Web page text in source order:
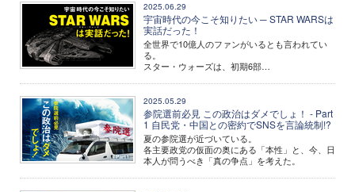
2025.06.29
宇宙時代の今こそ知りたい ─ STAR WARSは
実話だった！
全世界で10億人のファンがいるとも言われてい
る。
スター・ウォーズは、初期6部…
2025.05.29
参院選前必見 この政治はダメでしょ！ - Part
1 自民党・中国との密約でSNSを言論統制!?
夏の参院選が近づいている。
各主要政党の仮面の奥にある「本性」と、今、日
本人が問うべき「真の争点」を考えた。